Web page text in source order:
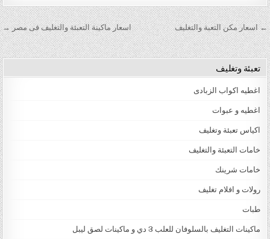
تصفّح المقالات اسعار ماكينة التعبئة والتغليف فى مصر → ← اسعار مكن التعبة والتغليف
تعبئة وتغليف
اغطيه اكواب الزبادى
اغطيه و عبوات
اكياس تعبئة وتغليف
خامات التعبئة والتغليف
خامات شرينك
رولات و افلام تغليف
طبات
ماكينات التغليف بالسلوفان للعلب 3 دي و ماكينات لصق ليبل